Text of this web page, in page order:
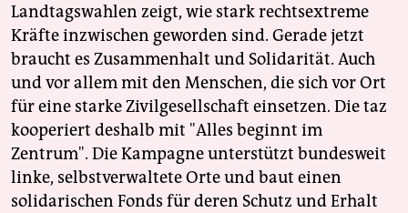
Landtagswahlen zeigt, wie stark rechtsextreme
Kräfte inzwischen geworden sind. Gerade jetzt
braucht es Zusammenhalt und Solidarität. Auch
und vor allem mit den Menschen, die sich vor Ort
für eine starke Zivilgesellschaft einsetzen. Die taz
kooperiert deshalb mit "Alles beginnt im
Zentrum". Die Kampagne unterstützt bundesweit
linke, selbstverwaltete Orte und baut einen
solidarischen Fonds für deren Schutz und Erhalt